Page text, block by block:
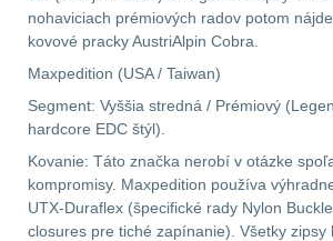
nohaviciach prémiových radov potom
kovové pracky AustriAlpin Cobra.
Maxpedition (USA / Taiwan)
Segment: Vyššia stredná / Prémiový
hardcore EDC štýl).
Kovanie: Táto značka nerobí v otázke
kompromisy. Maxpedition používa
UTX-Duraflex (špecifické rady Nylon
closures pre tiché zapínanie). Všetky zipsy